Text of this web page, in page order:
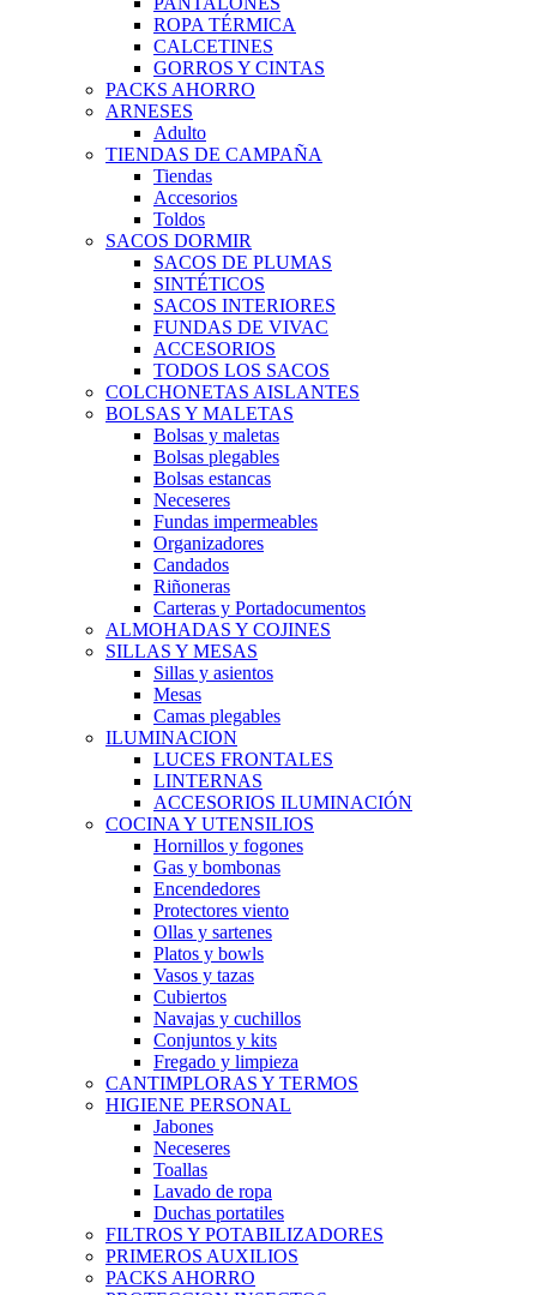
ROPA TÉRMICA
CALCETINES
GORROS Y CINTAS
PACKS AHORRO
ARNESES
Adulto
TIENDAS DE CAMPAÑA
Tiendas
Accesorios
Toldos
SACOS DORMIR
SACOS DE PLUMAS
SINTÉTICOS
SACOS INTERIORES
FUNDAS DE VIVAC
ACCESORIOS
TODOS LOS SACOS
COLCHONETAS AISLANTES
BOLSAS Y MALETAS
Bolsas y maletas
Bolsas plegables
Bolsas estancas
Neceseres
Fundas impermeables
Organizadores
Candados
Riñoneras
Carteras y Portadocumentos
ALMOHADAS Y COJINES
SILLAS Y MESAS
Sillas y asientos
Mesas
Camas plegables
ILUMINACION
LUCES FRONTALES
LINTERNAS
ACCESORIOS ILUMINACIÓN
COCINA Y UTENSILIOS
Hornillos y fogones
Gas y bombonas
Encendedores
Protectores viento
Ollas y sartenes
Platos y bowls
Vasos y tazas
Cubiertos
Navajas y cuchillos
Conjuntos y kits
Fregado y limpieza
CANTIMPLORAS Y TERMOS
HIGIENE PERSONAL
Jabones
Neceseres
Toallas
Lavado de ropa
Duchas portatiles
FILTROS Y POTABILIZADORES
PRIMEROS AUXILIOS
PACKS AHORRO